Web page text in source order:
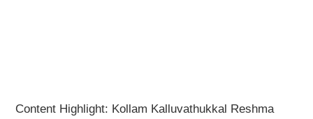
Content Highlight: Kollam Kalluvathukkal Reshma